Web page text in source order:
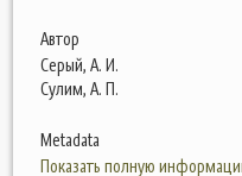
Автор
Серый, А. И.
Сулим, А. П.
Metadata
Показать полную